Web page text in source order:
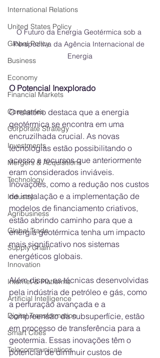
International Relations
United States Policy
Global Policy
Business
Economy
Financial Markets
Companies
Corporate Strategy
Investments
Mergers & Acquisitions
Technology
Industry
Agribusiness
Global Trade
Supply Chain
Innovation
Internet & Platforms
Artificial Intelligence
Digital Transformation
Smart Cities
Telecommunications
O Futuro da Energia Geotérmica sob a
Perspectiva da Agência Internacional de
Energia
O Potencial Inexplorado
O relatório destaca que a energia
geotérmica se encontra em uma
encruzilhada crucial. As novas
tecnologias estão possibilitando o
acesso a recursos que anteriormente
eram considerados inviáveis.
Inovações, como a redução nos custos
de instalação e a implementação de
modelos de financiamento criativos,
estão abrindo caminho para que a
energia geotérmica tenha um impacto
mais significativo nos sistemas
energéticos globais.
Além disso, as técnicas desenvolvidas
pela indústria de petróleo e gás, como
a perfuração avançada e a
compreensão da subsuperfície, estão
em processo de transferência para a
geotermia. Essas inovações têm o
potencial de diminuir custos de